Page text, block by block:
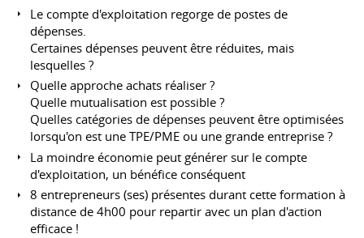
Le compte d'exploitation regorge de postes de
dépenses.
Certaines dépenses peuvent être réduites, mais
lesquelles ?
Quelle approche achats réaliser ?
Quelle mutualisation est possible ?
Quelles catégories de dépenses peuvent être optimisées
lorsqu'on est une TPE/PME ou une grande entreprise ?
La moindre économie peut générer sur le compte
d'exploitation, un bénéfice conséquent
8 entrepreneurs (ses) présentes durant cette formation à
distance de 4h00 pour repartir avec un plan d'action
efficace !